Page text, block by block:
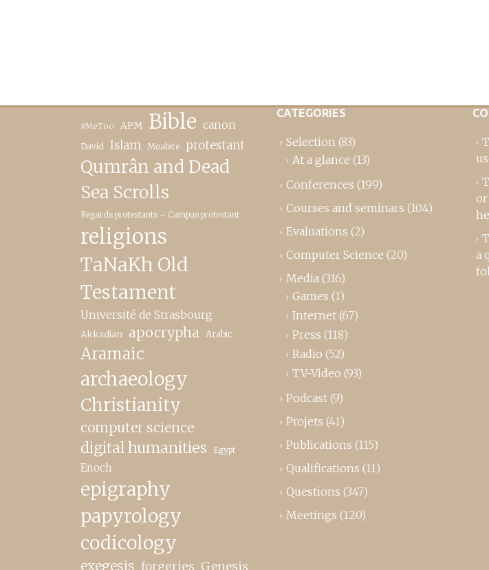
#MeToo APM Bible canon
David Islam Moabite protestant
Qumrân and Dead
Sea Scrolls
Regards protestants – Campus protestant
religions
TaNaKh Old
Testament
Université de Strasbourg
Akkadian apocrypha Arabic
Aramaic
archaeology
Christianity
computer science
digital humanities Egypt
Enoch
epigraphy
papyrology
codicology
exegesis forgeries Genesis
CATEGORIES
Selection (83)
At a glance (13)
Conferences (199)
Courses and seminars (104)
Evaluations (2)
Computer Science (20)
Media (316)
Games (1)
Internet (67)
Press (118)
Radio (52)
TV-Video (93)
Podcast (9)
Projets (41)
Publications (115)
Qualifications (11)
Questions (347)
Meetings (120)
or
a